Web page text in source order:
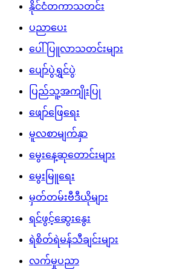
နိုင်ငံတကာသတင်း
ပညာပေး
ပေါ်ပြူလာသတင်းများ
ပျော်ပွဲရွှင်ပွဲ
ပြည်သူ့အကျိုးပြု
ဖျော်ဖြေရေး
မူလစာမျက်နှာ
မွေးနေ့ဆုတောင်းများ
မွေးမြူရေး
မှတ်တမ်းဗီဒီယိုများ
ရင်ဖွင့်ဆွေးနွေး
ရဲစိတ်ရဲမန်သီချင်းများ
လက်မှုပညာ